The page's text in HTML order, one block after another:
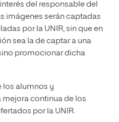
del responsable del
imágenes serán captadas
por la UNIR, sin que en
sea la de captar a una
promocionar dicha
los alumnos y
continua de los
por la UNIR.